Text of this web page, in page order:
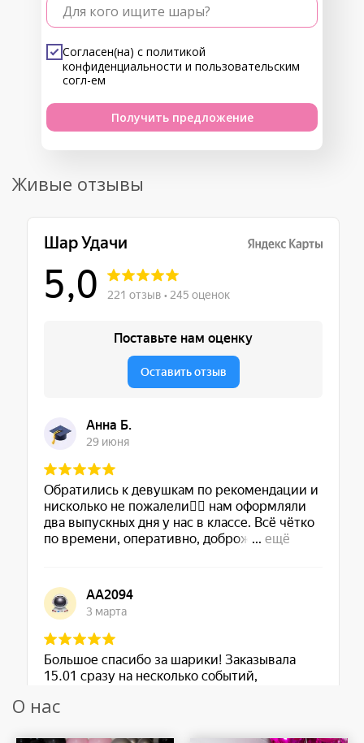
Для кого ищите шары?
Согласен(на) с политикой
конфиденциальности и пользовательским
согл-ем
Получить предложение
Живые отзывы
О нас